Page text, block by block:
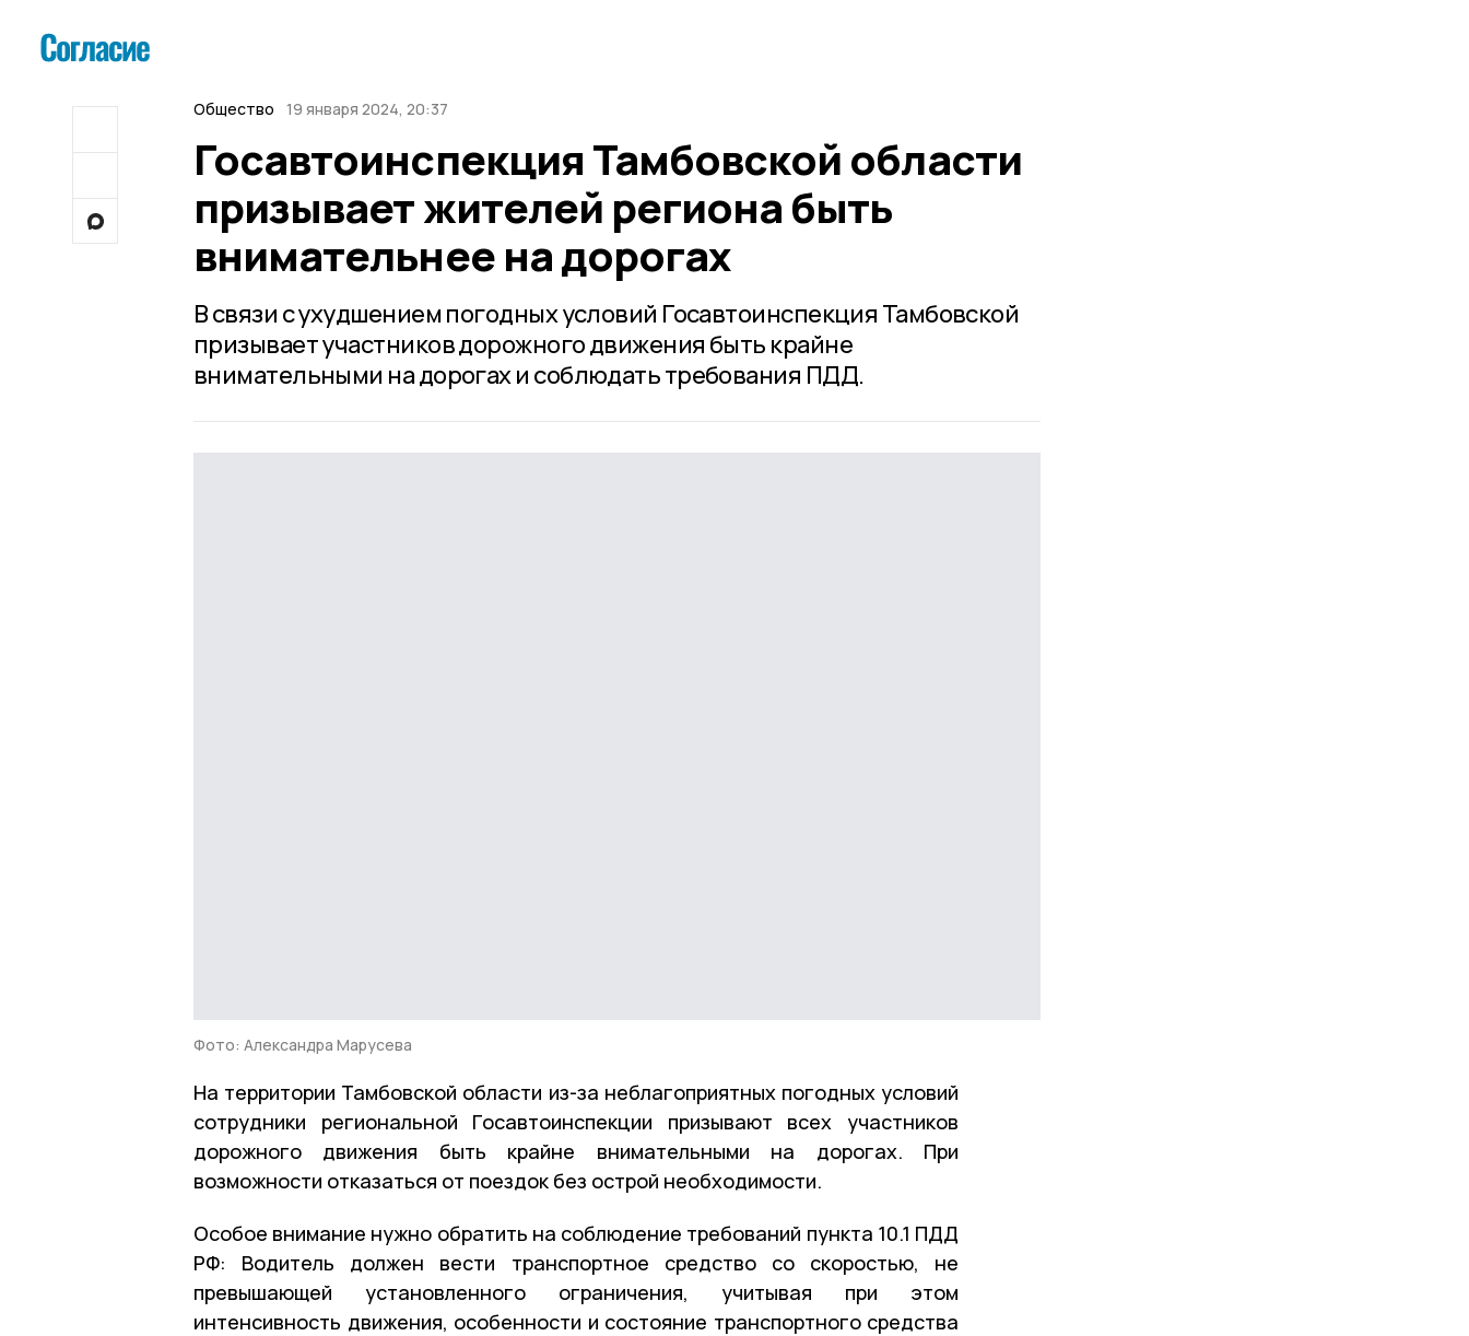
Общество 19 января 2024, 20:37
Госавтоинспекция Тамбовской области
призывает жителей региона быть
внимательнее на дорогах
В связи с ухудшением погодных условий Госавтоинспекция Тамбовской
призывает участников дорожного движения быть крайне
внимательными на дорогах и соблюдать требования ПДД.
Фото: Александра Марусева
На территории Тамбовской области из-за неблагоприятных погодных условий
сотрудники региональной Госавтоинспекции призывают всех участников
дорожного движения быть крайне внимательными на дорогах. При
возможности отказаться от поездок без острой необходимости.
Особое внимание нужно обратить на соблюдение требований пункта 10.1 ПДД
РФ: Водитель должен вести транспортное средство со скоростью, не
превышающей установленного ограничения, учитывая при этом
интенсивность движения, особенности и состояние транспортного средства